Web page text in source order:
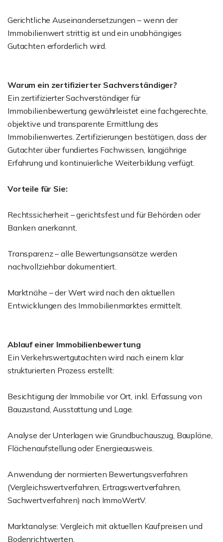
Gerichtliche Auseinandersetzungen – wenn der
Immobilienwert strittig ist und ein unabhängiges
Gutachten erforderlich wird.
Warum ein zertifizierter Sachverständiger?
Ein zertifizierter Sachverständiger für
Immobilienbewertung gewährleistet eine fachgerechte,
objektive und transparente Ermittlung des
Immobilienwertes. Zertifizierungen bestätigen, dass der
Gutachter über fundiertes Fachwissen, langjährige
Erfahrung und kontinuierliche Weiterbildung verfügt.
Vorteile für Sie:
Rechtssicherheit – gerichtsfest und für Behörden oder
Banken anerkannt.
Transparenz – alle Bewertungsansätze werden
nachvollziehbar dokumentiert.
Marktnähe – der Wert wird nach den aktuellen
Entwicklungen des Immobilienmarktes ermittelt.
Ablauf einer Immobilienbewertung
Ein Verkehrswertgutachten wird nach einem klar
strukturierten Prozess erstellt:
Besichtigung der Immobilie vor Ort, inkl. Erfassung von
Bauzustand, Ausstattung und Lage.
Analyse der Unterlagen wie Grundbuchauszug, Baupläne,
Flächenaufstellung oder Energieausweis.
Anwendung der normierten Bewertungsverfahren
(Vergleichswertverfahren, Ertragswertverfahren,
Sachwertverfahren) nach ImmoWertV.
Marktanalyse: Vergleich mit aktuellen Kaufpreisen und
Bodenrichtwerten.